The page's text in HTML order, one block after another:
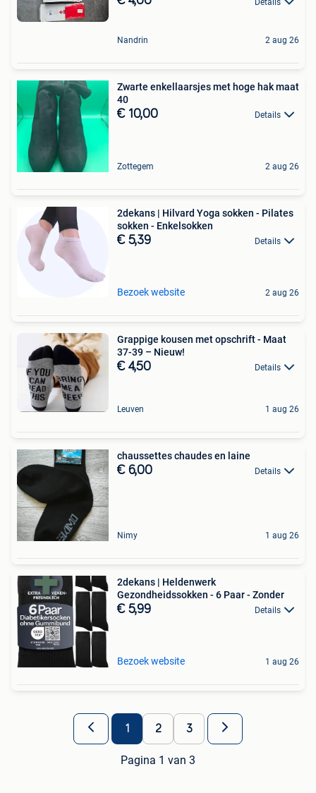
Nandrin 2 aug 26
Zwarte enkellaarsjes met hoge hak maat
40
€ 10,00 Details
Zottegem 2 aug 26
2dekans | Hilvard Yoga sokken - Pilates
sokken - Enkelsokken
€ 5,39 Details
Bezoek website 2 aug 26
Grappige kousen met opschrift - Maat
37-39 – Nieuw!
€ 4,50 Details
Leuven 1 aug 26
chaussettes chaudes en laine
€ 6,00 Details
Nimy 1 aug 26
2dekans | Heldenwerk
Gezondheidssokken - 6 Paar - Zonder
€ 5,99 Details
Bezoek website 1 aug 26
1 2 3
Pagina 1 van 3